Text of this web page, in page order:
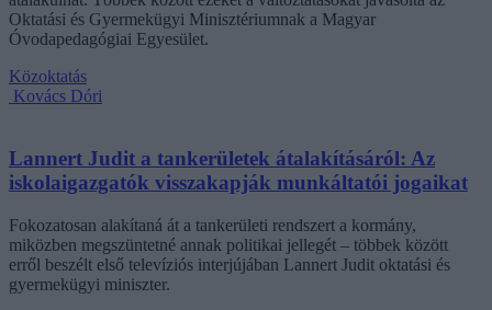
Oktatási és Gyermekügyi Minisztériumnak a Magyar
Óvodapedagógiai Egyesület.
Közoktatás
Kovács Dóri
Lannert Judit a tankerületek átalakításáról: Az
iskolaigazgatók visszakapják munkáltatói jogaikat
Fokozatosan alakítaná át a tankerületi rendszert a kormány,
miközben megszüntetné annak politikai jellegét – többek között
erről beszélt első televíziós interjújában Lannert Judit oktatási és
gyermekügyi miniszter.